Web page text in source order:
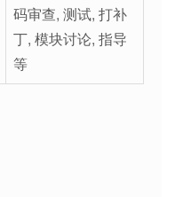
码审查, 测试, 打补
丁, 模块讨论, 指导
等